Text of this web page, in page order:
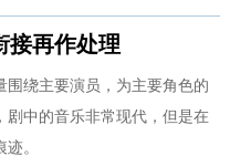
接再作处理
围绕主要演员，为主要角色的
剧中的音乐非常现代，但是在
。